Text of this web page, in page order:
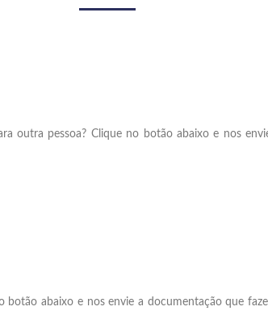
outra pessoa? Clique no botão abaixo e nos
abaixo e nos envie a documentação que